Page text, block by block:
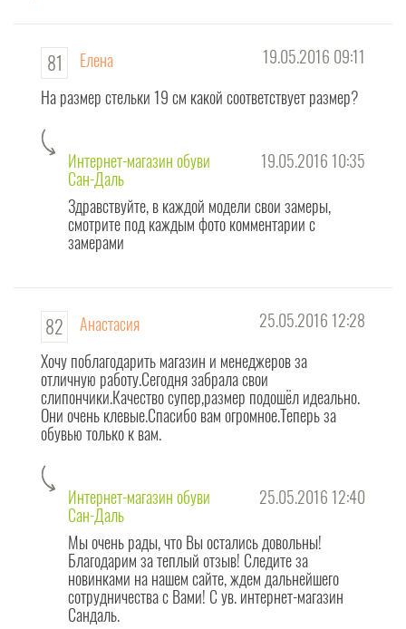
обуви
Сандаль
создана
для ОТКРЫТОГО общения с вами!
На этой страничке "вопросов и ответов" Вы - наши любимые ПОСТОЯННЫЕ
покупатели - оставляйте свои отзывы о нас
.
вопрос.
Внимание! Эта страница создана прежде всего для вопросов ОБЩЕГО
характера, для отзывов о качестве обслуживания и предложений по работе
интернет-магазина обуви.
Вопросы по конкретной модели, а также отзывы о ней необходимо
задавать непосредственно со страницы продукта - тогда вопросы и ответы
отображаются непосредственно под описанием обуви. Эта информация
будет полезна для покупателей, которые хотят сделать свой выбор.
А теперь - ОБ ОСНОВНОМ! Коллектив интернет магазина обуви
это сплочённая и дружная команда ПОЗИТИВНЫХ людей! Поэтому
необоснованным негативным сообщениям - не место на нашем сайте
Но мы всегда ответим на ОБОСНОВАННУЮ конструктивную критику в наш
адрес. А ещё будем рады весёлому приличному
81 Елена
19.05.2016 09:11
На размер стельки 19 см какой соответствует размер?
Интернет-магазин обуви
Сан-Даль
19.05.2016 10:35
Здравствуйте, в каждой модели свои замеры,
смотрите под каждым фото комментарии с
замерами
82 Анастасия
25.05.2016 12:28
Хочу поблагодарить магазин и менеджеров за
отличную работу.Сегодня забрала свои
слипончики.Качество супер,размер подошёл идеально.
Они очень клевые.Спасибо вам огромное.Теперь за
обувью только к вам.
Интернет-магазин обуви
Сан-Даль
25.05.2016 12:40
Мы очень рады, что Вы остались довольны!
Благодарим за теплый отзыв! Следите за
новинками на нашем сайте, ждем дальнейшего
сотрудничества с Вами! С ув. интернет-магазин
Сандаль.